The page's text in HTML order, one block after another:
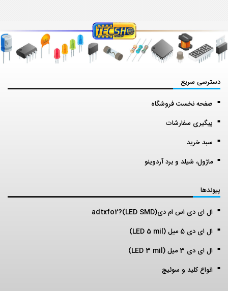
دسترسی سریع
صفحه نخست فروشگاه
پیگیری سفارشات
سبد خرید
ماژول، شیلد و برد آردوینو
پیوندها
ال ای دی اس ام دی(LED SMD)?adtxfo2
ال ای دی 5 میل (LED 5 mil)
ال ای دی 3 میل (LED 3 mil)
انواع کلید و سوئیچ